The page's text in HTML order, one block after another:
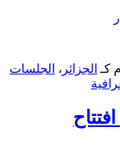
كـ الجزائر ، الجلسات